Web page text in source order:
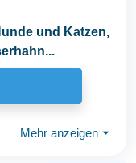
und Katzen,
Mehr anzeigen ⏷